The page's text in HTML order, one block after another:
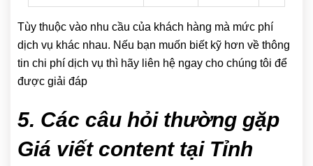
Tùy thuộc vào nhu cầu của khách hàng mà mức phí
dịch vụ khác nhau. Nếu bạn muốn biết kỹ hơn về thông
tin chi phí dịch vụ thì hãy liên hệ ngay cho chúng tôi để
được giải đáp
5. Các câu hỏi thường gặp
Giá viết content tại Tỉnh